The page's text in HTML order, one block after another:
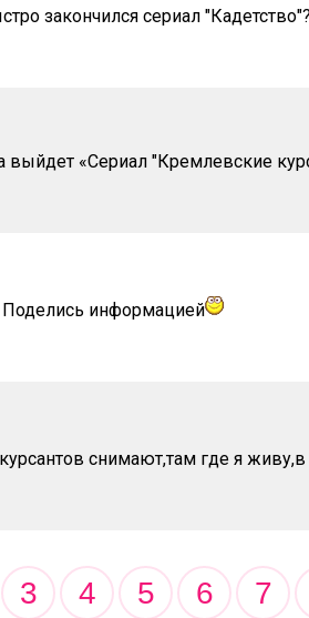
закончился сериал "Кадетство"?
выйдет «Сериал "Кремлевские
информацией
снимают,там где я
3 4 5 6 7